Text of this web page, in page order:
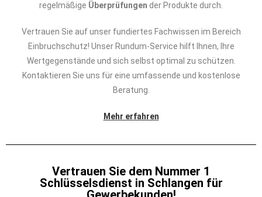
regelmäßige Überprüfungen der Produkte durch.
Vertrauen Sie auf unser fundiertes Fachwissen im Bereich
Einbruchschutz! Unser Rundum-Service hilft Ihnen, Ihre
Wertgegenstände und sich selbst optimal zu schützen.
Kontaktieren Sie uns für eine umfassende und kostenlose
Beratung.
Mehr erfahren
Vertrauen Sie dem Nummer 1
Schlüsselsdienst in Schlangen für